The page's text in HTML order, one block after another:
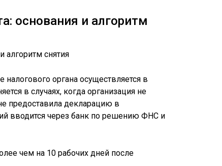
основания и алгоритм
налогового органа осуществляется в
в случаях, когда организация не
предоставила декларацию в
вводится через банк по решению ФНС и
чем на 10 рабочих дней после